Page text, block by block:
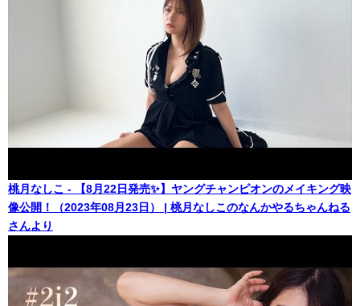
桃月なしこ - 【8月22日発売✨】ヤングチャンピオンのメイキング映
像公開！（2023年08月23日） | 桃月なしこのなんかやるちゃんねる
さんより